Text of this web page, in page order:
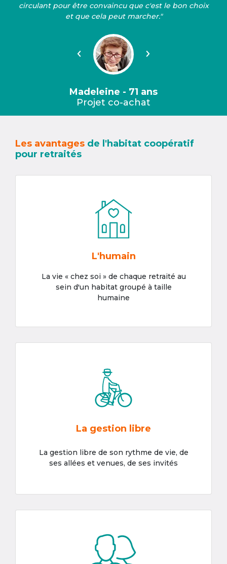
circulant pour être convaincu que c'est le bon choix
et que cela peut marcher."
Précédent Suivant
Madeleine - 71 ans
Projet co-achat
Les avantages de l'habitat coopératif
pour retraités
L'humain
La vie « chez soi » de chaque retraité au
sein d'un habitat groupé à taille
humaine
La gestion libre
La gestion libre de son rythme de vie, de
ses allées et venues, de ses invités